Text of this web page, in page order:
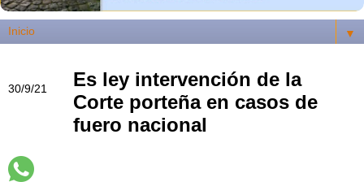
▼
30/9/21
Es ley intervención de la
Corte porteña en casos de
fuero nacional